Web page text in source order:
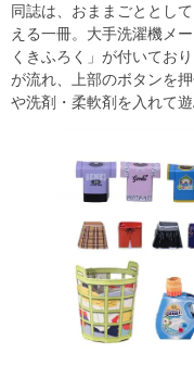
同誌は、おままごととし
える一冊。大手洗濯機メ
くきふろく」が付いてお
が流れ、上部のボタンを
や洗剤・柔軟剤を入れて遊